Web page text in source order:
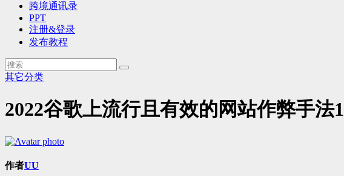
跨境通讯录
PPT
注册&登录
发布教程
其它分类
2022谷歌上流行且有效的网站作弊手法1
作者UU